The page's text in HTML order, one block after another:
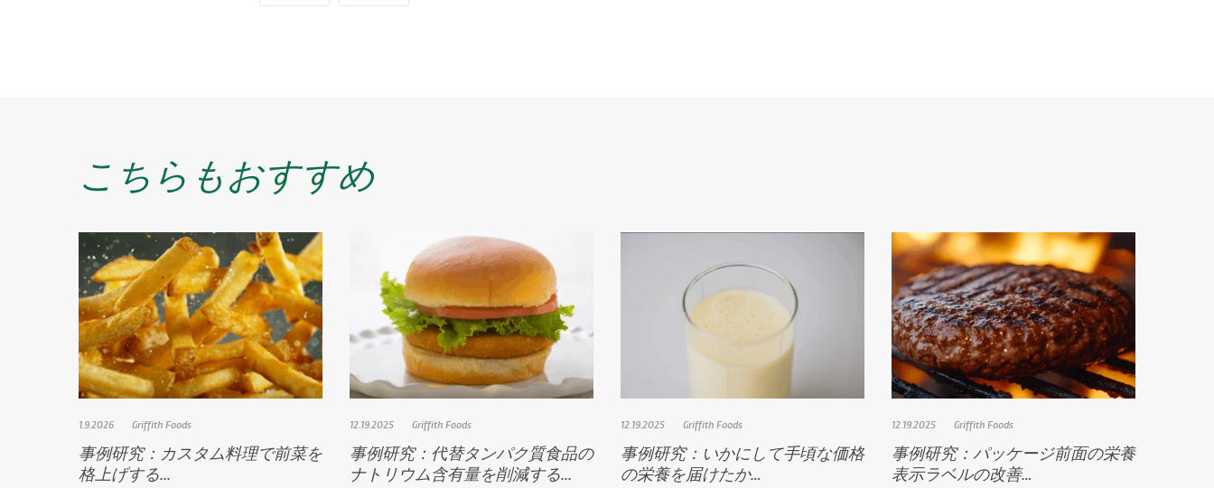
こちらもおすすめ
1.9.2026 Griffith Foods
事例研究：カスタム料理で前菜を
格上げする...
12.19.2025 Griffith Foods
事例研究：代替タンパク質食品の
ナトリウム含有量を削減する...
12.19.2025 Griffith Foods
事例研究：いかにして手頃な価格
の栄養を届けたか…
12.19.2025 Griffith Foods
事例研究：パッケージ前面の栄養
表示ラベルの改善…